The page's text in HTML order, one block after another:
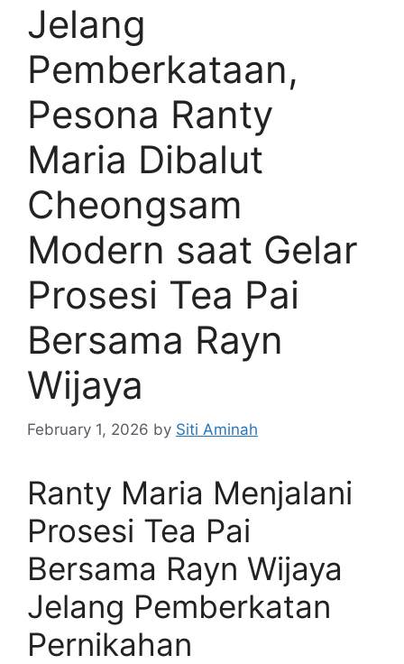
Jelang
Pemberkataan,
Pesona Ranty
Maria Dibalut
Cheongsam
Modern saat Gelar
Prosesi Tea Pai
Bersama Rayn
Wijaya
February 1, 2026 by Siti Aminah
Ranty Maria Menjalani
Prosesi Tea Pai
Bersama Rayn Wijaya
Jelang Pemberkatan
Pernikahan